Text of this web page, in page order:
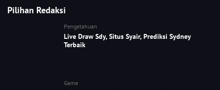
Pilihan Redaksi
Pengetahuan
Live Draw Sdy, Situs Syair, Prediksi Sydney
Terbaik
Game